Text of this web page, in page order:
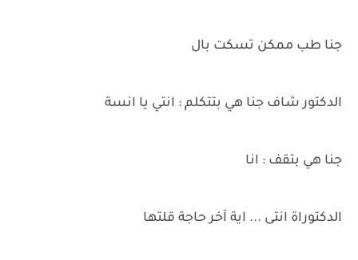
جنا طب ممكن تسكت بال
الدكتور شاف جنا هي بتتكلم : انتي يا انسة
جنا هي بتقف : انا
الدكتوراة انتى ... اية آخر حاجة قلتها